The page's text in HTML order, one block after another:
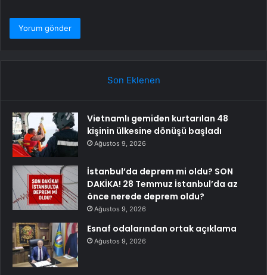
Son Eklenen
Vietnamlı gemiden kurtarılan 48
kişinin ülkesine dönüşü başladı
Ağustos 9, 2026
İstanbul’da deprem mi oldu? SON
DAKİKA! 28 Temmuz İstanbul’da az
önce nerede deprem oldu?
Ağustos 9, 2026
Esnaf odalarından ortak açıklama
Ağustos 9, 2026